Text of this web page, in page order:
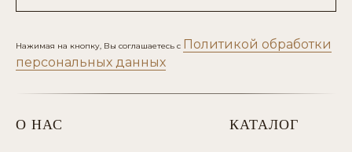
Нажимая на кнопку, Вы соглашаетесь с Политикой обработки
персональных данных
О НАС КАТАЛОГ